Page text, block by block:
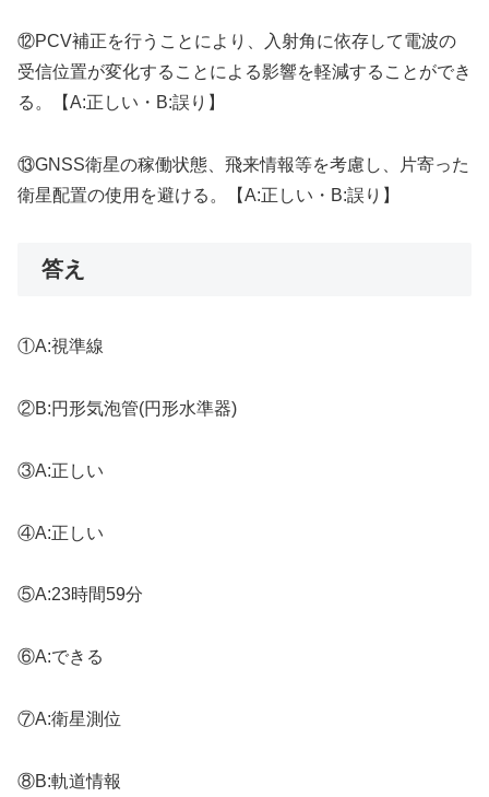
⑫PCV補正を行うことにより、入射角に依存して電波の
受信位置が変化することによる影響を軽減することができ
る。【A:正しい・B:誤り】
⑬GNSS衛星の稼働状態、飛来情報等を考慮し、片寄った
衛星配置の使用を避ける。【A:正しい・B:誤り】
答え
①A:視準線
②B:円形気泡管(円形水準器)
③A:正しい
④A:正しい
⑤A:23時間59分
⑥A:できる
⑦A:衛星測位
⑧B:軌道情報